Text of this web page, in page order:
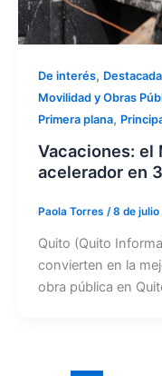
De interés,
Movilidad y Obras
Primera plana,
Vacaciones: el
acelerador en
Paola Torres /8 de julio
Quito (Quito
convierten en la
obra pública en